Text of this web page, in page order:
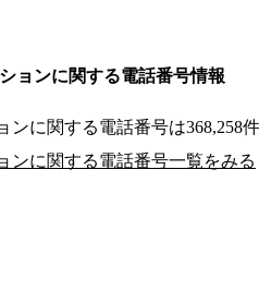
ョンに関する電話番号情報
ンに関する電話番号は368,258
ンに関する電話番号一覧をみる